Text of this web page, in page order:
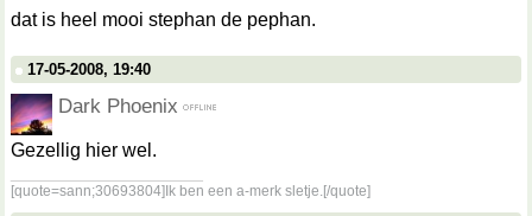
dat is heel mooi stephan de pephan.
17-05-2008, 19:40
Dark Phoenix
Gezellig hier wel.
[quote=sann;30693804]Ik ben een a-merk sletje.[/quote]